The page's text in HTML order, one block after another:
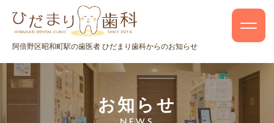
阿倍野区昭和町駅の歯医者 ひだまり歯科からのお知らせ
お知らせ